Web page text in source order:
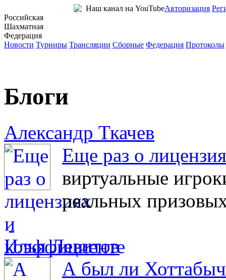
Авторизация
Наш канал на YouTube
Российская
Шахматная
Федерация
Новости Турниры Трансляции Сборные Федерация Протоколы
Блоги
Александр Ткачев
Еще раз о
виртуальные
реальных
Илья Левитов
А был ли